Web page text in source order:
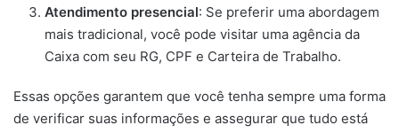
Atendimento presencial: Se preferir uma abordagem
mais tradicional, você pode visitar uma agência da
Caixa com seu RG, CPF e Carteira de Trabalho.
Essas opções garantem que você tenha sempre uma forma
de verificar suas informações e assegurar que tudo está